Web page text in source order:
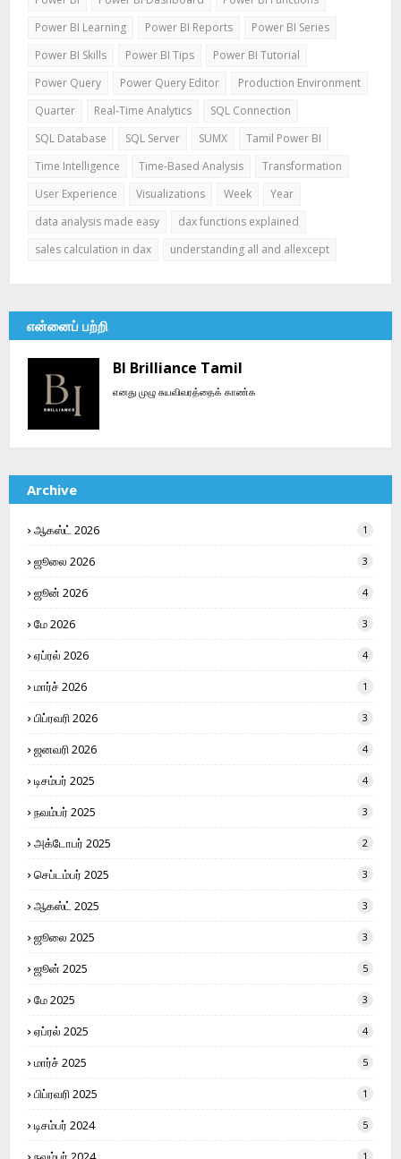
Power BI Learning
Power BI Reports
Power BI Series
Power BI Skills
Power BI Tips
Power BI Tutorial
Power Query
Power Query Editor
Production Environment
Quarter
Real-Time Analytics
SQL Connection
SQL Database
SQL Server SUMX
Tamil Power BI
Time Intelligence
Time-Based Analysis
Transformation
User Experience
Visualizations Week
Year
data analysis made easy
dax functions explained
sales calculation in dax
understanding all and allexcept
என்னைப் பற்றி
BI Brilliance Tamil
எனது முழு சுயவிவரத்தைக் காண்க
Archive
ஆகஸ்ட் 2026 1
ஜூலை 2026 3
ஜூன் 2026 4
மே 2026 3
ஏப்ரல் 2026 4
மார்ச் 2026 1
பிப்ரவரி 2026 3
ஜனவரி 2026 4
டிசம்பர் 2025 4
நவம்பர் 2025 3
அக்டோபர் 2025 2
செப்டம்பர் 2025 3
ஆகஸ்ட் 2025 3
ஜூலை 2025 3
ஜூன் 2025 5
மே 2025 3
ஏப்ரல் 2025 4
மார்ச் 2025 5
பிப்ரவரி 2025 1
டிசம்பர் 2024 5
1